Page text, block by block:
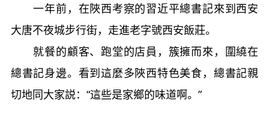
一年前，在陜西考察的習近平總書記來到西安
大唐不夜城步行街，走進老字號西安飯莊。
就餐的顧客、跑堂的店員，簇擁而來，圍繞在
總書記身邊。看到這麼多陜西特色美食，總書記親
切地同大家説：“這些是家鄉的味道啊。”